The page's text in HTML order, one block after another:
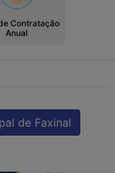
Contratação
Anual
de Faxinal